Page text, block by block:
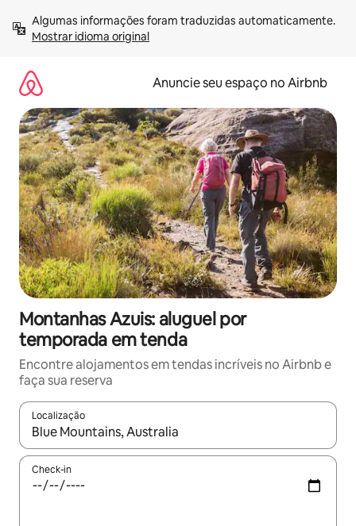
para
Mostrar idioma original
Anuncie seu espaço no Airbnb
Montanhas Azuis: aluguel por
temporada em tenda
Encontre alojamentos em tendas incríveis no Airbnb e
faça sua reserva
Localização
Quando os resultados estiverem disponíveis, explore-os
Check-in